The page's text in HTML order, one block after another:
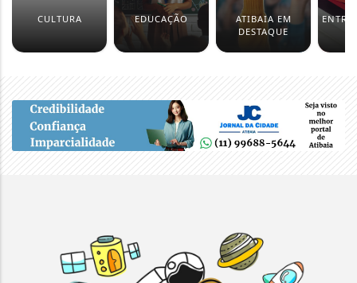
CULTURA EDUCAÇÃO
ATIBAIA EM
DESTAQUE